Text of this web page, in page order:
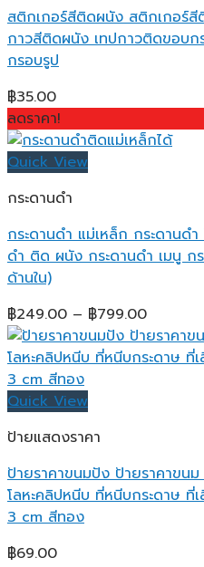
สติกเกอร์สีติดผนัง สติกเกอร์สี
กาวสีติดผนัง เทปกาวติดขอบก
กรอบรูป
฿35.00
ลดราคา!
Quick View
กระดานดำ
กระดานดำ แม่เหล็ก กระดานด
ดำ ติด ผนัง กระดานดำ เมนู
ด้านใน)
฿249.00 – ฿799.00Price
range:
฿
Quick View
ป้ายแสดงราคา
ป้ายราคาขนมปัง ป้ายราคาขนม
โลหะคลิปหนีบ ที่หนีบกระดาษ ที่
3 cm สีทอง
฿69.00